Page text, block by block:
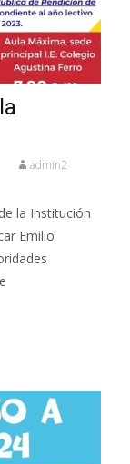
admin2
la Institución
Emilio